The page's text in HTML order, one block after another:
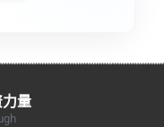
量